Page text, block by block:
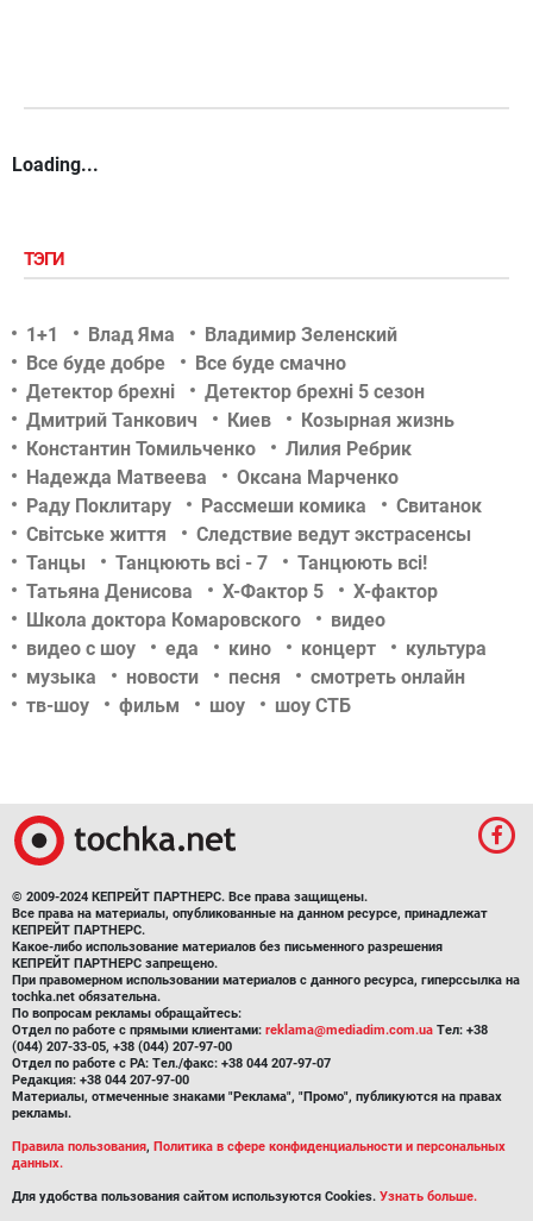
Loading...
ТЭГИ
1+1 Влад Яма
Владимир Зеленский
Все буде добре
Все буде смачно
Детектор брехні
Детектор брехні 5 сезон
Дмитрий Танкович
Киев
Козырная жизнь
Константин Томильченко
Лилия Ребрик
Надежда Матвеева
Оксана Марченко
Раду Поклитару
Рассмеши комика
Свитанок
Світське життя
Следствие ведут экстрасенсы
Танцы
Танцюють всі - 7
Танцюють всі!
Татьяна Денисова
Х-Фактор 5
Х-фактор
Школа доктора Комаровского
видео
видео с шоу
еда кино концерт
культура
музыка
новости песня
смотреть онлайн
тв-шоу
фильм шоу шоу СТБ
© 2009-2024 КЕПРЕЙТ ПАРТНЕРС. Все права защищены.
Все права на материалы, опубликованные на данном ресурсе, принадлежат
КЕПРЕЙТ ПАРТНЕРС.
Какое-либо использование материалов без письменного разрешения
КЕПРЕЙТ ПАРТНЕРС запрещено.
При правомерном использовании материалов с данного ресурса, гиперссылка на
tochka.net обязательна.
По вопросам рекламы обращайтесь:
Отдел по работе с прямыми клиентами: reklama@mediadim.com.ua Тел: +38
(044) 207-33-05, +38 (044) 207-97-00
Отдел по работе с РА: Тел./факс: +38 044 207-97-07
Редакция: +38 044 207-97-00
Материалы, отмеченные знаками "Реклама", "Промо", публикуются на правах
рекламы.
Правила пользования, Политика в сфере конфиденциальности и персональных
данных.
Для удобства пользования сайтом используются Cookies. Узнать больше.